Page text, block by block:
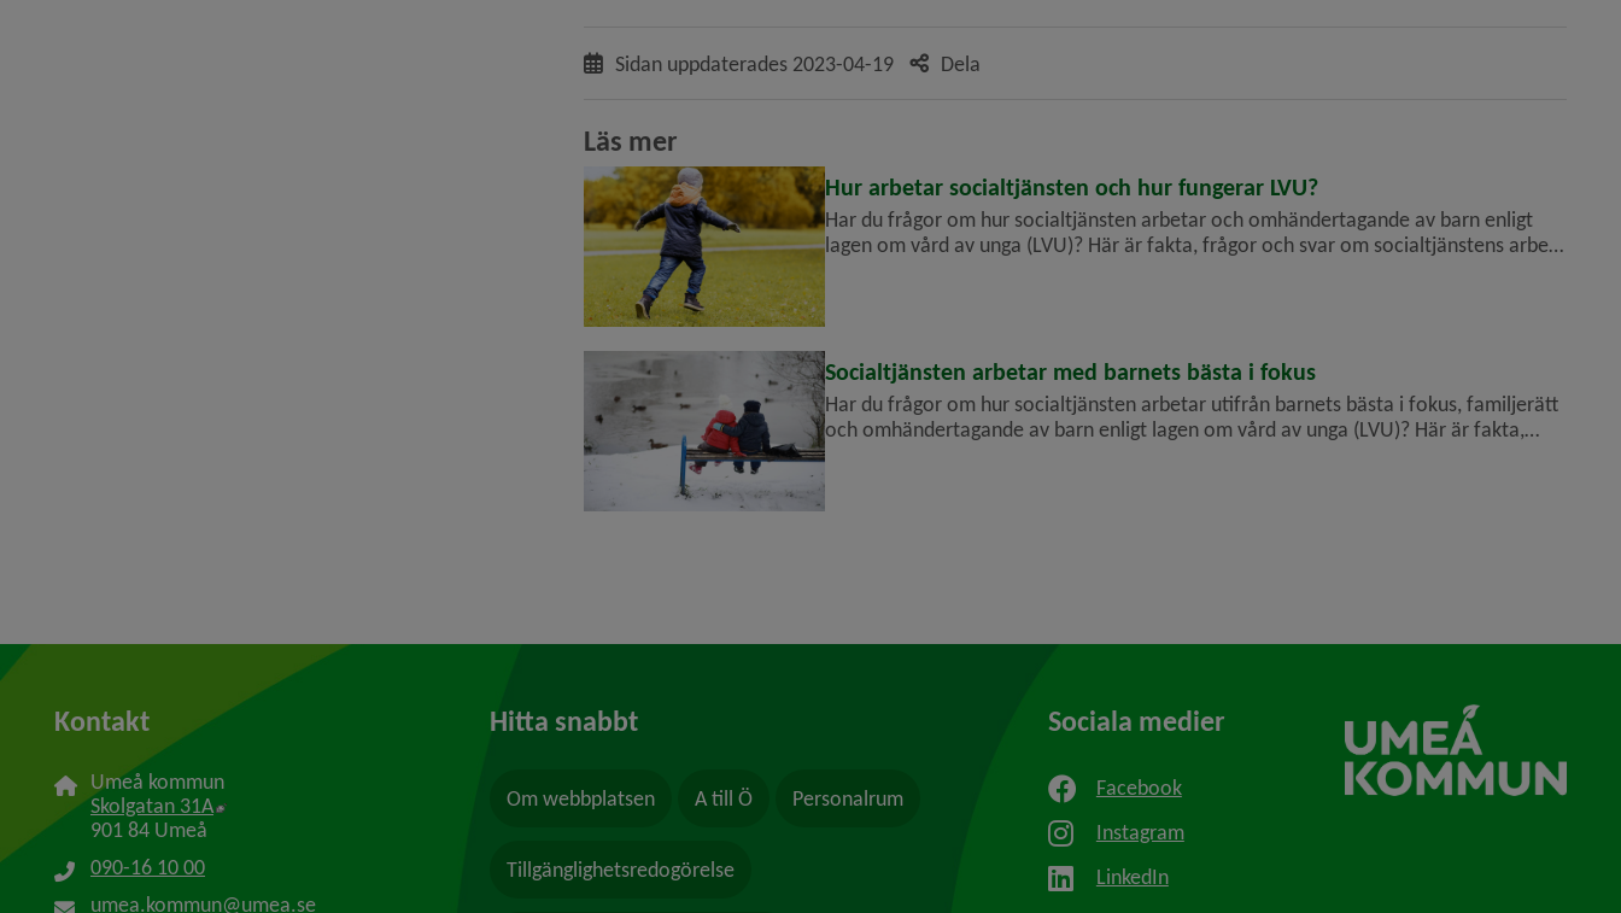
Sidan uppdaterades 2023-04-19 Dela
Läs mer
Hur arbetar socialtjänsten och hur fungerar LVU?
Har du frågor om hur socialtjänsten arbetar och omhändertagande av barn enligt
lagen om vård av unga (LVU)? Här är fakta, frågor och svar om social­tjänstens arbete
Socialtjänsten arbetar med barnets bästa i fokus
Har du frågor om hur socialtjänsten arbetar utifrån barnets bästa i fokus, familjerätt
och omhändertagande av barn enligt lagen om vård av unga (LVU)? Här är fakta,
frågor och svar om social­tjänstens arbete och länkar till samlad informati...
Kontakt
Umeå kommun
Skolgatan 31A Länk till annan webbplats, öppnas i nytt fönster.
901 84 Umeå
090-16 10 00
umea.kommun@umea.se
Hitta snabbt
Om webbplatsen A till Ö Personalrum
Tillgänglighetsredogörelse
Sociala medier
Facebook
Instagram
LinkedIn